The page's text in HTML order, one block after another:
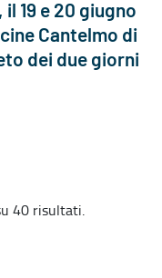
il 19 e 20 giugno
Cantelmo di
dei due giorni
40 risultati.